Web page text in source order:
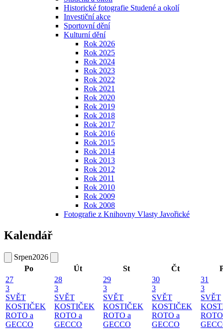
Historické fotografie Studené a okolí
Investiční akce
Sportovní dění
Kulturní dění
Rok 2026
Rok 2025
Rok 2024
Rok 2023
Rok 2022
Rok 2021
Rok 2020
Rok 2019
Rok 2018
Rok 2017
Rok 2016
Rok 2015
Rok 2014
Rok 2013
Rok 2012
Rok 2011
Rok 2010
Rok 2009
Rok 2008
Fotografie z Knihovny Vlasty Javořické
Kalendář
Srpen2026
Po
Út St Čt
27
3
SVĚT
KOSTIČEK
ROTO a
GECCO
28
3
SVĚT
KOSTIČEK
ROTO a
GECCO
29
3
SVĚT
KOSTIČEK
ROTO a
GECCO
30
3
SVĚT
KOSTIČEK
ROTO a
GECCO
31
3
SVĚT